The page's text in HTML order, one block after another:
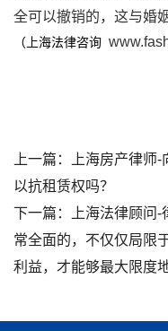
全可以撤销的，这与婚
（上海法律咨询
上一篇：
上海房产律师
以抗租赁权吗？
下一篇：
上海法律顾问
常全面的，不仅仅局限
利益，才能够最大限度